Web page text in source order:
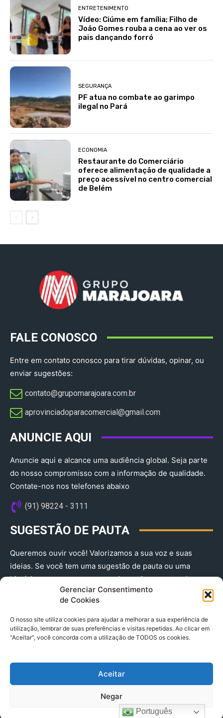
Gerenciar Consentimento
de Cookies
O nosso site utiliza cookies para ajudar a melhorar a sua experiência de
utilização, lembrar de suas preferências e visitas repetidas. Ao clicar em
“Aceitar”, você concorda com a utilização de TODOS os cookies.
Aceitar
Negar
ENTRETENIMENTO
Vídeo: Ciúme em família; Filho de
João Gomes rouba a cena ao ver os
pais dançando forró
SEGURANÇA
PF atua no combate ao garimpo
ilegal no Pará
ECONOMIA
Restaurante do Comerciário
oferece alimentação de qualidade a
preço acessível no centro comercial
de Belém
FALE CONOSCO
Entre em contato conosco para tirar dúvidas, opinar, ou
enviar sugestões:
contato@grupomarajoara.com.br
aprovinciadoparacomercial@gmail.com​
ANUNCIE AQUI
Anuncie aqui e alcance uma audiência global. Seja parte
do nosso compromisso com a informação de qualidade.
Contate-nos nos telefones abaixo
(91) 98224 - 3111
SUGESTÃO DE PAUTA
Queremos ouvir você! Valorizamos a sua voz e suas
ideias. Se você tem uma sugestão de pauta ou uma
história que merece ser contada, envie-nos agora!
(91) 98224 - 3111
© 2025 A Província do Pará CNPJ: 04.901.141/0001-36 End .
Trav. Quintino Bocaiuva 2301, Ed. Rogério Fernandez – Sala
2701- Cremação – CEP 66045.315
Português